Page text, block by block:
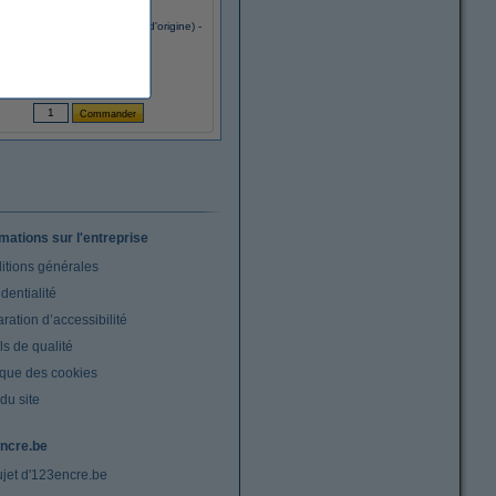
T8501 cartouche d'encre (d'origine) -
sur l'entreprise
générales
d’accessibilité
de qualité
des cookies
site
d'123encre.be